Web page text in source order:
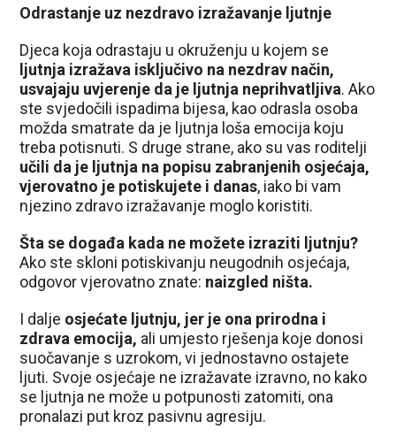
Odrastanje uz nezdravo izražavanje ljutnje
Djeca koja odrastaju u okruženju u kojem se
ljutnja izražava isključivo na nezdrav način,
usvajaju uvjerenje da je ljutnja neprihvatljiva. Ako
ste svjedočili ispadima bijesa, kao odrasla osoba
možda smatrate da je ljutnja loša emocija koju
treba potisnuti. S druge strane, ako su vas roditelji
učili da je ljutnja na popisu zabranjenih osjećaja,
vjerovatno je potiskujete i danas, iako bi vam
njezino zdravo izražavanje moglo koristiti.
Šta se događa kada ne možete izraziti ljutnju?
Ako ste skloni potiskivanju neugodnih osjećaja,
odgovor vjerovatno znate: naizgled ništa.
I dalje osjećate ljutnju, jer je ona prirodna i
zdrava emocija, ali umjesto rješenja koje donosi
suočavanje s uzrokom, vi jednostavno ostajete
ljuti. Svoje osjećaje ne izražavate izravno, no kako
se ljutnja ne može u potpunosti zatomiti, ona
pronalazi put kroz pasivnu agresiju.